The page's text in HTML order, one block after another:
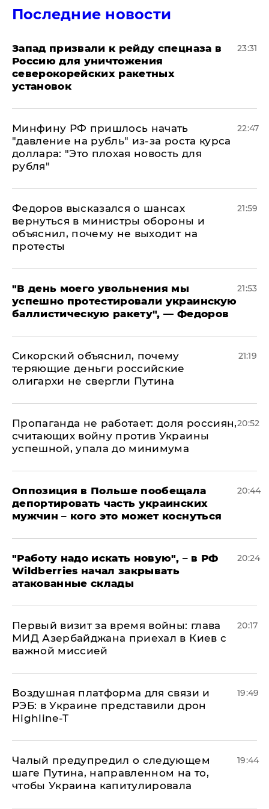
Последние новости
Запад призвали к рейду спецназа в
Россию для уничтожения
северокорейских ракетных
установок
23:31
Минфину РФ пришлось начать
"давление на рубль" из-за роста курса
доллара: "Это плохая новость для
рубля"
22:47
Федоров высказался о шансах
вернуться в министры обороны и
объяснил, почему не выходит на
протесты
21:59
​"В день моего увольнения мы
успешно протестировали украинскую
баллистическую ракету", — Федоров
21:53
Сикорский объяснил, почему
теряющие деньги российские
олигархи не свергли Путина
21:19
​Пропаганда не работает: доля россиян,
считающих войну против Украины
успешной, упала до минимума
20:52
Оппозиция в Польше пообещала
депортировать часть украинских
мужчин – кого это может коснуться
20:44
"Работу надо искать новую", – в РФ
Wildberries начал закрывать
атакованные склады
20:24
Первый визит за время войны: глава
МИД Азербайджана приехал в Киев с
важной миссией
20:17
Воздушная платформа для связи и
РЭБ: в Украине представили дрон
Highline-T
19:49
Чалый предупредил о следующем
шаге Путина, направленном на то,
чтобы Украина капитулировала
19:44